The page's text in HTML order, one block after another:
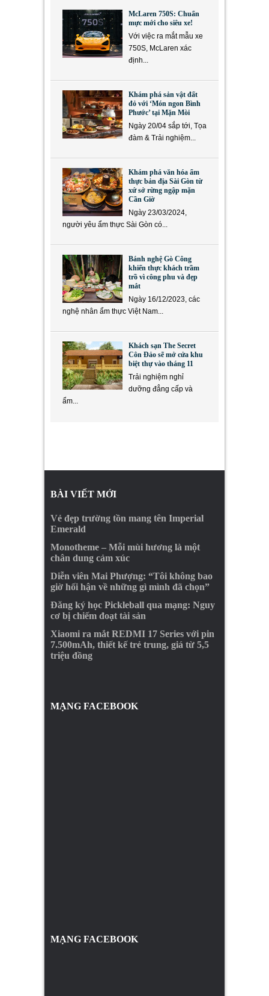
McLaren 750S: Chuẩn
mực mới cho siêu xe!
Với việc ra mắt mẫu xe
750S, McLaren xác
định...
Khám phá sản vật đất
đỏ với ‘Món ngon Bình
Phước’ tại Mặn Mòi
Ngày 20/04 sắp tới, Tọa
đàm & Trải nghiệm...
Khám phá văn hóa ẩm
thực bản địa Sài Gòn từ
xứ sở rừng ngập mặn
Cần Giờ
Ngày 23/03/2024,
người yêu ẩm thực Sài Gòn có...
Bánh nghệ Gò Công
khiến thực khách trầm
trồ vì công phu và đẹp
mắt
Ngày 16/12/2023, các
nghệ nhân ẩm thực Việt Nam...
Khách sạn The Secret
Côn Đảo sẽ mở cửa khu
biệt thự vào tháng 11
Trải nghiệm nghỉ
dưỡng đẳng cấp và
ẩm...
BÀI VIẾT MỚI
Vẻ đẹp trường tồn mang tên Imperial
Emerald
Monotheme – Mỗi mùi hương là một
chân dung cảm xúc
Diễn viên Mai Phượng: “Tôi không bao
giờ hối hận về những gì mình đã chọn”
Đăng ký học Pickleball qua mạng: Nguy
cơ bị chiếm đoạt tài sản
Xiaomi ra mắt REDMI 17 Series với pin
7.500mAh, thiết kế trẻ trung, giá từ 5,5
triệu đồng
MẠNG FACEBOOK
MẠNG FACEBOOK